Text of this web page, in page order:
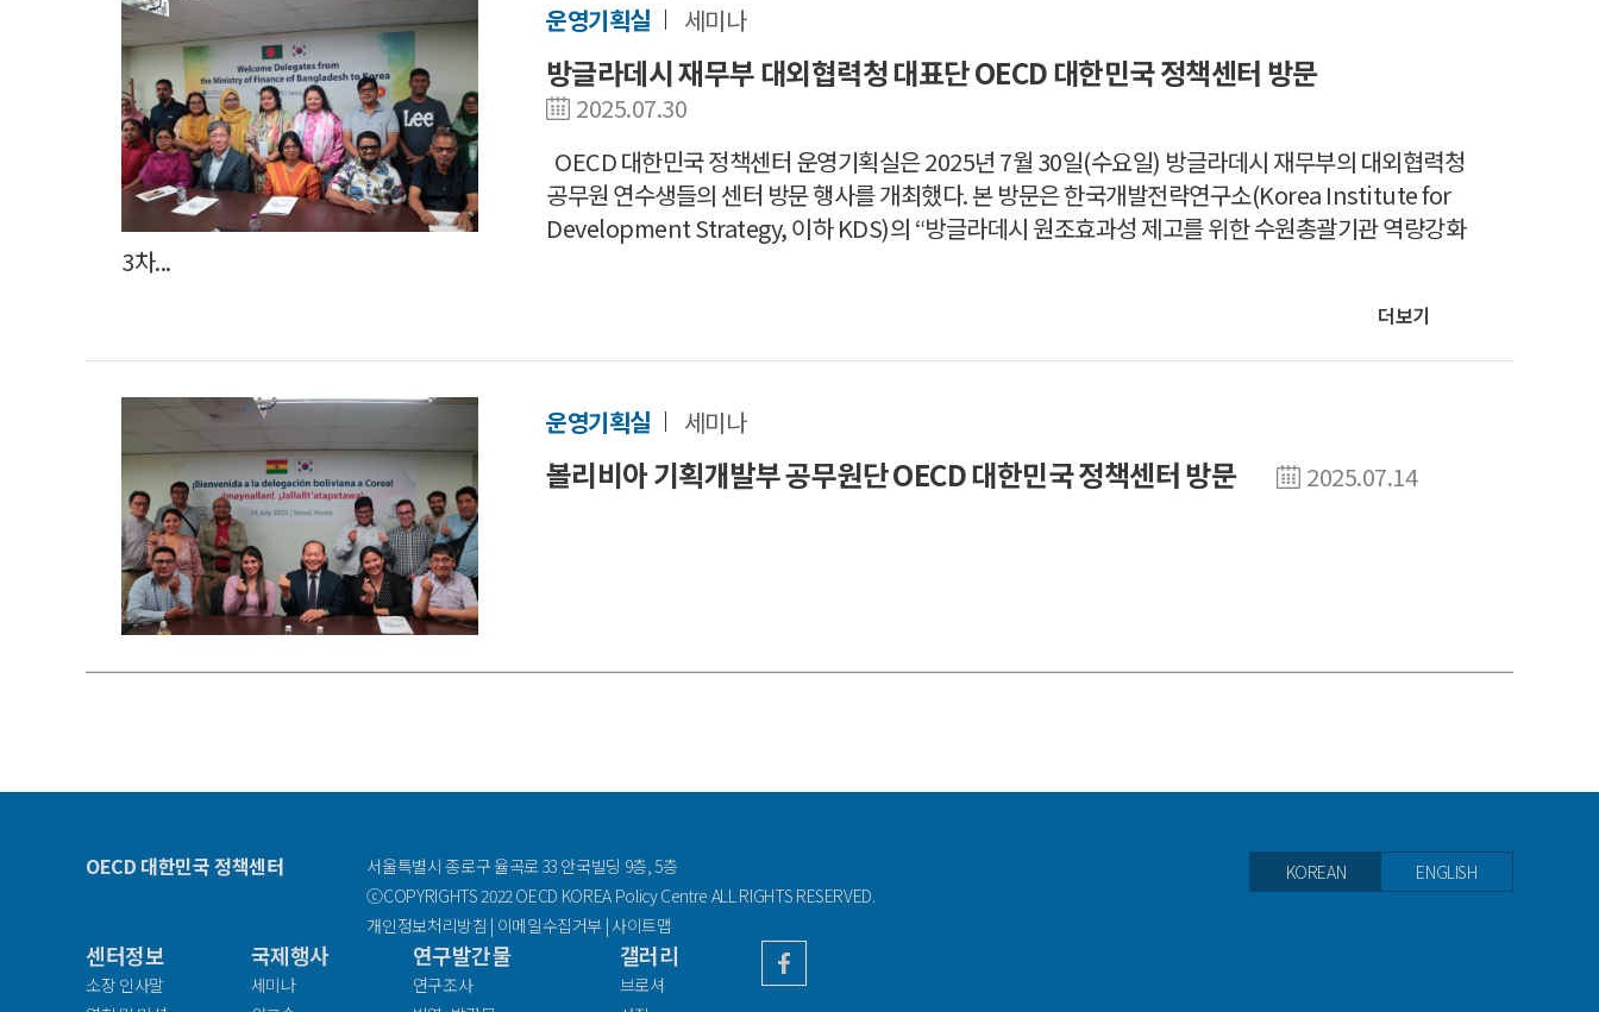
운영기획실 세미나
방글라데시 재무부 대외협력청 대표단 OECD 대한민국 정책센터 방문
2025.07.30
OECD 대한민국 정책센터 운영기획실은 2025년 7월 30일(수요일) 방글라데시 재무부의 대외협력청
공무원 연수생들의 센터 방문 행사를 개최했다. 본 방문은 한국개발전략연구소(Korea Institute for
Development Strategy, 이하 KDS)의 “방글라데시 원조효과성 제고를 위한 수원총괄기관 역량강화
3차...
더보기
운영기획실 세미나
볼리비아 기획개발부 공무원단 OECD 대한민국 정책센터 방문 2025.07.14
OECD 대한민국 정책센터
서울특별시 종로구 율곡로 33 안국빌딩 9층, 5층
ⓒCOPYRIGHTS 2022 OECD KOREA Policy Centre ALL RIGHTS RESERVED.
개인정보처리방침 | 이메일수집거부 |사이트맵
KOREAN ENGLISH
센터정보
소장 인사말
국제행사
세미나
연구발간물
연구조사
갤러리
브로셔
facebook